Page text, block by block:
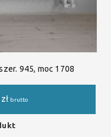
945, moc 1708
zł brutto